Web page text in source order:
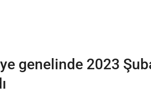
genelinde 2023